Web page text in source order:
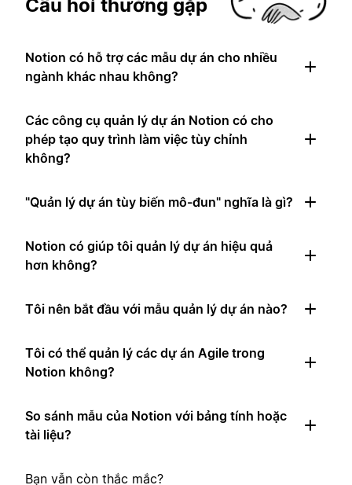
Câu hỏi thường gặp
Notion có hỗ trợ các mẫu dự án cho nhiều
ngành khác nhau không?
Các công cụ quản lý dự án Notion có cho
phép tạo quy trình làm việc tùy chỉnh
không?
"Quản lý dự án tùy biến mô-đun" nghĩa là gì?
Notion có giúp tôi quản lý dự án hiệu quả
hơn không?
Tôi nên bắt đầu với mẫu quản lý dự án nào?
Tôi có thể quản lý các dự án Agile trong
Notion không?
So sánh mẫu của Notion với bảng tính hoặc
tài liệu?
Bạn vẫn còn thắc mắc?